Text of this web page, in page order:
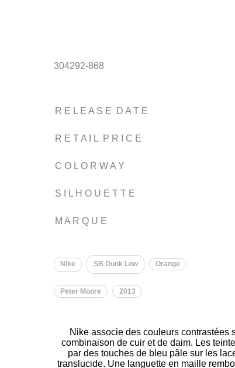
304292-868
R E L E A S E D A T E
R E T A I L P R I C E
C O L O R W A Y
S I L H O U E T T E
M A R Q U E
Nike SB Dunk Low Orange
Peter Moore 2013
Nike associe des couleurs contrastées
combinaison de cuir et de daim. Les
par des touches de bleu pâle sur les
translucide. Une languette en maille